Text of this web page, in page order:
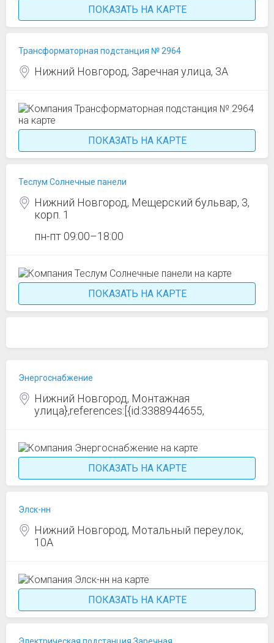
ПОКАЗАТЬ НА КАРТЕ
Трансформаторная подстанция № 2964
Нижний Новгород, Заречная улица, 3А
ПОКАЗАТЬ НА КАРТЕ
Теслум Солнечные панели
Нижний Новгород, Мещерский бульвар, 3,
корп. 1
пн-пт 09:00–18:00
ПОКАЗАТЬ НА КАРТЕ
Энергоснабжение
Нижний Новгород, Монтажная
улица},references:[{id:3388944655,
ПОКАЗАТЬ НА КАРТЕ
Элск-нн
Нижний Новгород, Мотальный переулок,
10А
ПОКАЗАТЬ НА КАРТЕ